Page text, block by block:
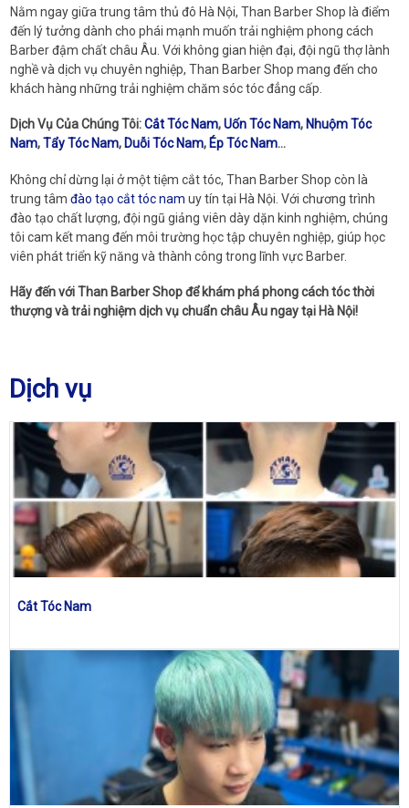
Nằm ngay giữa trung tâm thủ đô Hà Nội, Than Barber Shop là điểm
đến lý tưởng dành cho phái mạnh muốn trải nghiệm phong cách
Barber đậm chất châu Âu. Với không gian hiện đại, đội ngũ thợ lành
nghề và dịch vụ chuyên nghiệp, Than Barber Shop mang đến cho
khách hàng những trải nghiệm chăm sóc tóc đẳng cấp.
Dịch Vụ Của Chúng Tôi:Cắt Tóc Nam,Uốn Tóc Nam, Nhuộm Tóc
Nam,Tẩy Tóc Nam, Duỗi Tóc Nam, Ép Tóc Nam...
Không chỉ dừng lại ở một tiệm cắt tóc, Than Barber Shop còn là
trung tâm đào tạo cắt tóc nam uy tín tại Hà Nội. Với chương trình
đào tạo chất lượng, đội ngũ giảng viên dày dặn kinh nghiệm, chúng
tôi cam kết mang đến môi trường học tập chuyên nghiệp, giúp học
viên phát triển kỹ năng và thành công trong lĩnh vực Barber.
Hãy đến với Than Barber Shop để khám phá phong cách tóc thời
thượng và trải nghiệm dịch vụ chuẩn châu Âu ngay tại Hà Nội!
Dịch vụ
Cắt Tóc Nam